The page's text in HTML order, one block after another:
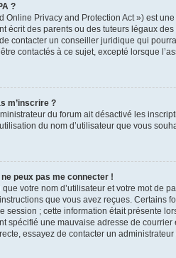
?
Online Privacy and Protection Act ») est
écrit des parents ou des tuteurs légaux
contacter un conseiller juridique qui
contactés à ce sujet, excepté lorsque
m’inscrire ?
du forum ait désactivé les
du nom d’utilisateur que vous
peux pas me connecter !
votre nom d’utilisateur et votre mot de
que vous avez reçues. Certains
session ; cette information était présente
spécifié une mauvaise adresse de
essayez de contacter un administrateur